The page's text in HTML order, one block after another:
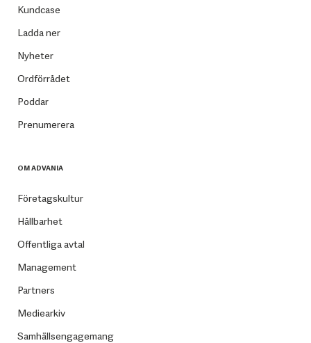
Kundcase
Ladda ner
Nyheter
Ordförrådet
Poddar
Prenumerera
OM ADVANIA
Företagskultur
Hållbarhet
Offentliga avtal
Management
Partners
Mediearkiv
Samhällsengagemang